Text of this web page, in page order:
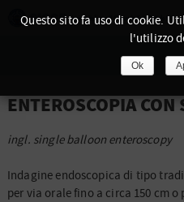
ENTEROSCOPIA
ingl. single balloon enteroscopy
Indagine endoscopica di tipo
per via orale fino a circa 150 cm
Questo sito fa uso di cookie.
l'utilizzo
Ok